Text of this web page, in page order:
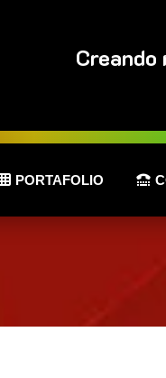
Creando
PORTAFOLIO